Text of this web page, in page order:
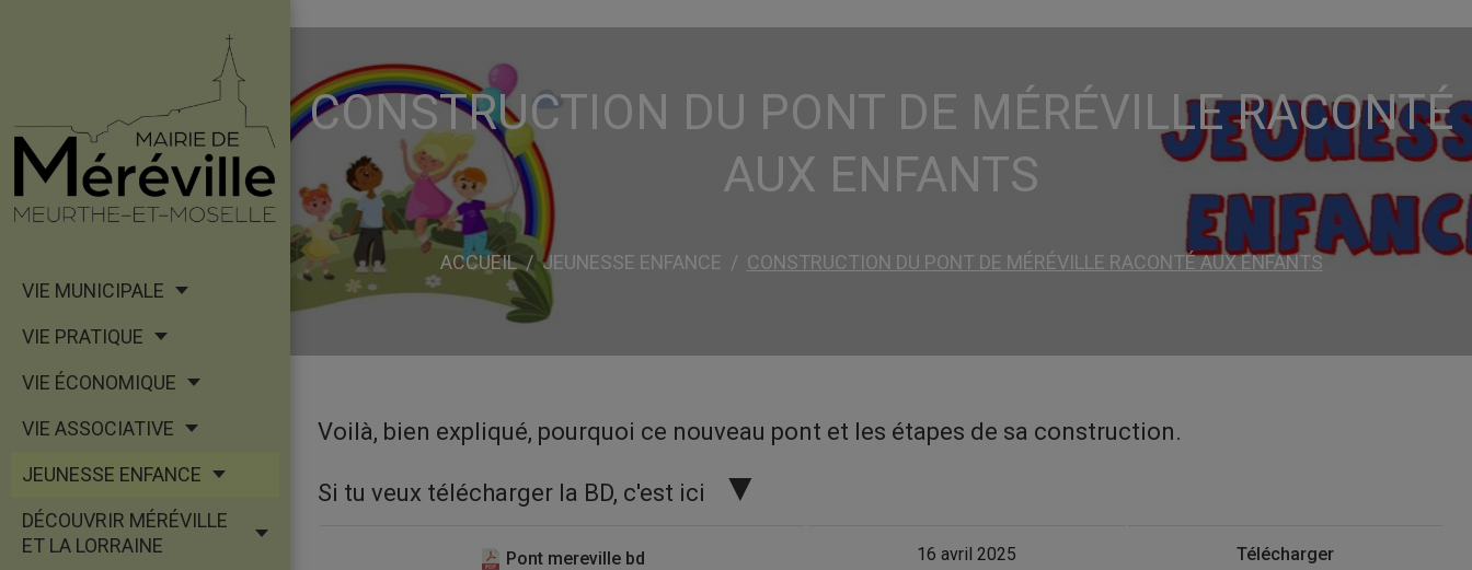
VIE MUNICIPALE
VIE PRATIQUE
VIE ÉCONOMIQUE
VIE ASSOCIATIVE
JEUNESSE ENFANCE
DÉCOUVRIR MÉRÉVILLE
ET LA LORRAINE
CONSTRUCTION DU PONT DE MÉRÉVILLE RACONTÉ
AUX ENFANTS
ACCUEIL JEUNESSE ENFANCE CONSTRUCTION DU PONT DE MÉRÉVILLE RACONTÉ AUX ENFANTS
Voilà, bien expliqué, pourquoi ce nouveau pont et les étapes de sa construction.
Si tu veux télécharger la BD, c'est ici ▼
Pont mereville bd 16 avril 2025 Télécharger